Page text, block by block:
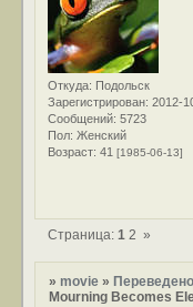
Откуда: Подольск
Зарегистрирован: 2012-
Сообщений: 5723
Пол: Женский
Возраст: 41[1985-06-13]
Страница:1 2 »
»movie »
Mourning Becomes